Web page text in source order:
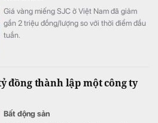
Giá vàng miếng SJC ở Việt Nam đã giảm
gần 2 triệu đồng/lượng so với thời điểm đầu
tuần.
đồng thành lập một công ty
Bất động sản